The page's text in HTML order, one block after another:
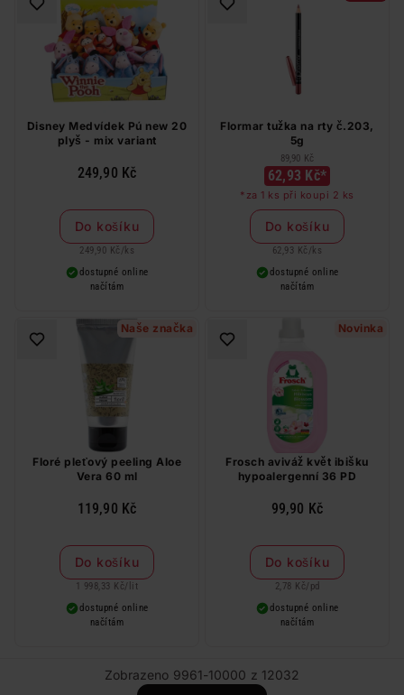
Disney Medvídek Pú new 20
plyš - mix variant
249,90 Kč
Do košíku
249,90 Kč / ks
dostupné online
načítám
Flormar tužka na rty č.203,
5g
89,90 Kč
62,93 Kč*
*za 1 ks při koupi 2 ks
Do košíku
62,93 Kč / ks
dostupné online
načítám
Naše značka
Floré pleťový peeling Aloe
Vera 60 ml
119,90 Kč
Do košíku
1 998,33 Kč/ lit
dostupné online
načítám
Novinka
Frosch aviváž květ ibišku
hypoalergenní 36 PD
99,90 Kč
Do košíku
2,78 Kč/ pd
dostupné online
načítám
Zobrazeno 9961-10000 z 12032